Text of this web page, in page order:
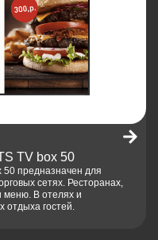
ритейла ADTS 32
камерой для
или потолочным
и сбор видеоаналитических
экран.